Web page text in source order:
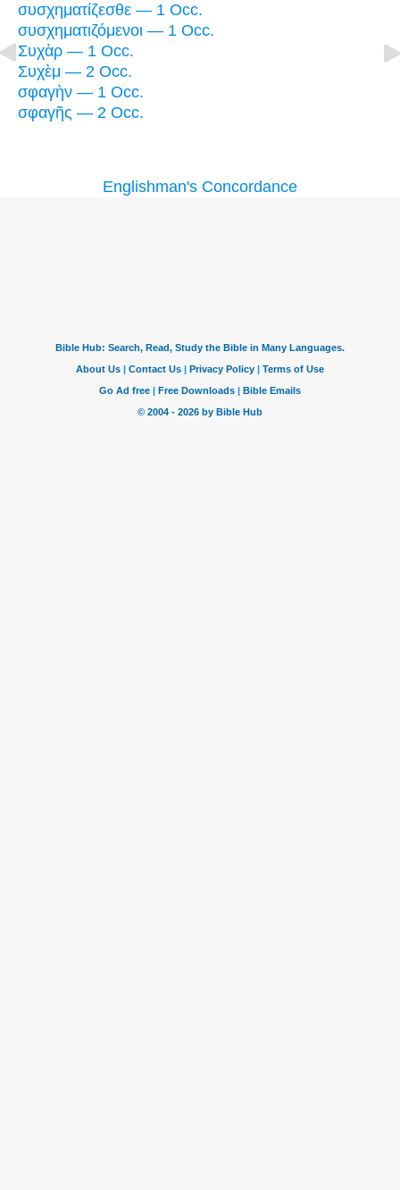
συσχηματίζεσθε — 1 Occ.
συσχηματιζόμενοι — 1 Occ.
Συχὰρ — 1 Occ.
Συχὲμ — 2 Occ.
σφαγὴν — 1 Occ.
σφαγῆς — 2 Occ.
Englishman's Concordance